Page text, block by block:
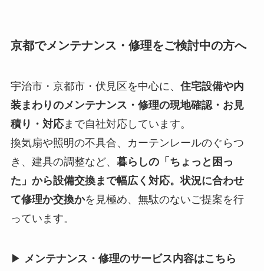
京都でメンテナンス・修理をご検討中の方へ
宇治市・京都市・伏見区を中心に、 住宅設備や内
装まわりのメンテナンス・修理の現地確認・お見
積り・対応まで自社対応しています。
換気扇や照明の不具合、カーテンレールのぐらつ
き、建具の調整など、 暮らしの「ちょっと困っ
た」から設備交換まで幅広く対応。状況に合わせ
て修理か交換かを見極め、無駄のないご提案を行
っています。
▶ メンテナンス・修理のサービス内容はこちら